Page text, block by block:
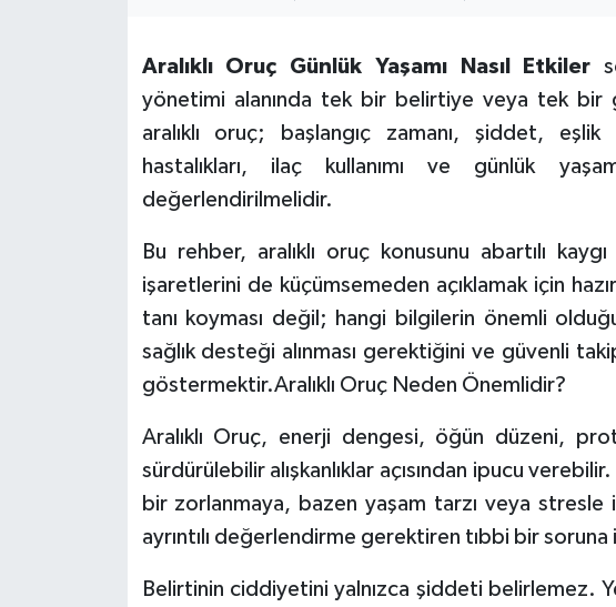
Aralıklı Oruç Günlük Yaşamı Nasıl Etkiler
yönetimi alanında tek bir belirtiye veya tek bir
aralıklı oruç; başlangıç zamanı, şiddet,
hastalıkları, ilaç kullanımı ve günlük
değerlendirilmelidir.
Bu rehber, aralıklı oruç konusunu abartılı
işaretlerini de küçümsemeden açıklamak için
tanı koyması değil; hangi bilgilerin önemli
sağlık desteği alınması gerektiğini ve güvenli
göstermektir.Aralıklı Oruç Neden Önemlidir?
Aralıklı Oruç, enerji dengesi, öğün düzeni,
sürdürülebilir alışkanlıklar açısından ipucu
bir zorlanmaya, bazen yaşam tarzı veya
ayrıntılı değerlendirme gerektiren tıbbi bir
Belirtinin ciddiyetini yalnızca şiddeti belirlemez.